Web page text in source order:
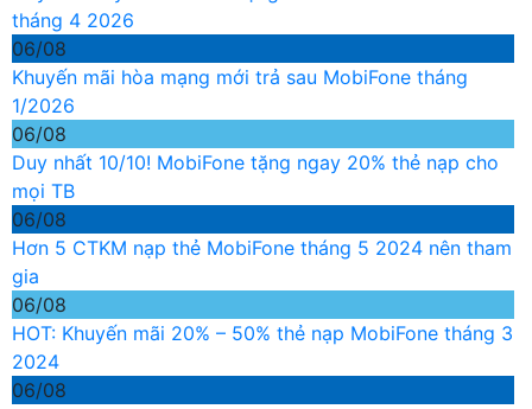
tháng 4 2026
06/08
Khuyến mãi hòa mạng mới trả sau MobiFone tháng
1/2026
06/08
Duy nhất 10/10! MobiFone tặng ngay 20% thẻ nạp cho
mọi TB
06/08
Hơn 5 CTKM nạp thẻ MobiFone tháng 5 2024 nên tham
gia
06/08
HOT: Khuyến mãi 20% – 50% thẻ nạp MobiFone tháng 3
2024
06/08